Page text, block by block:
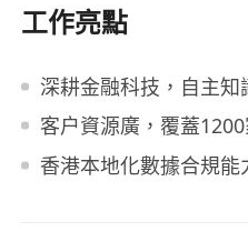
工作亮點
深耕金融科技，自主知
客户資源廣，覆蓋
香港本地化數據合規能